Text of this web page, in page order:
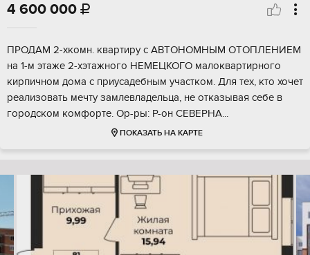
4 600 000 
ПРОДАМ 2-хкомн. квартиру с АВТОНОМНЫМ ОТОПЛЕНИЕМ
на 1-м этаже 2-хэтажного НЕМЕЦКОГО малоквартирного
кирпичном дома с приусадебным участком. Для тех, кто хочет
реализовать мечту замлевладельца, не отказывая себе в
городском комфорте. Ор-ры: Р-он СЕВЕРНА...
ПОКАЗАТЬ НА КАРТЕ